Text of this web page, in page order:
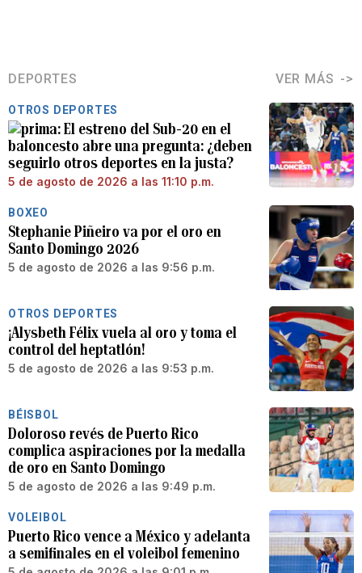
DEPORTES VER MÁS
OTROS DEPORTES
El estreno del Sub-20 en el
baloncesto abre una pregunta: ¿deben
seguirlo otros deportes en la justa?
5 de agosto de 2026 a las 11:10 p.m.
BOXEO
Stephanie Piñeiro va por el oro en
Santo Domingo 2026
5 de agosto de 2026 a las 9:56 p.m.
OTROS DEPORTES
¡Alysbeth Félix vuela al oro y toma el
control del heptatlón!
5 de agosto de 2026 a las 9:53 p.m.
BÉISBOL
Doloroso revés de Puerto Rico
complica aspiraciones por la medalla
de oro en Santo Domingo
5 de agosto de 2026 a las 9:49 p.m.
VOLEIBOL
Puerto Rico vence a México y adelanta
a semifinales en el voleibol femenino